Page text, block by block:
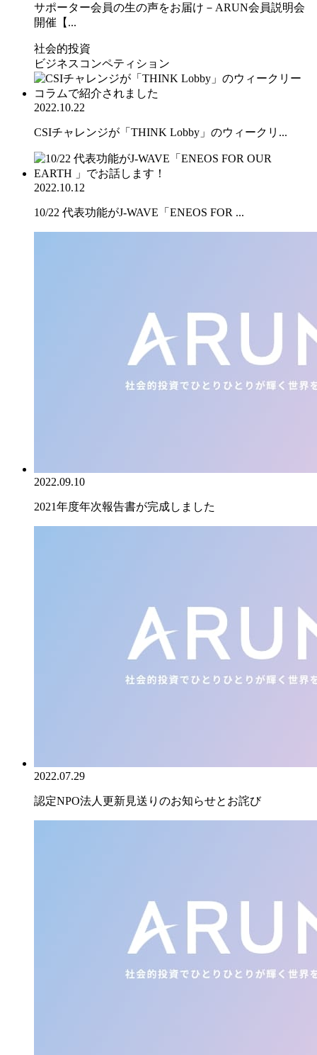
サポーター会員の生の声をお届け－ARUN会員説明会
開催【...
社会的投資
ビジネスコンペティション
2022.10.22
CSIチャレンジが「THINK Lobby」のウィークリ...
2022.10.12
10/22 代表功能がJ-WAVE「ENEOS FOR ...
2022.09.10
2021年度年次報告書が完成しました
2022.07.29
認定NPO法人更新見送りのお知らせとお詫び